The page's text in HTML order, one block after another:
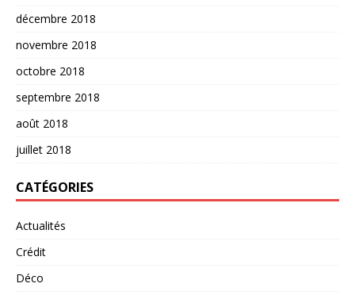
décembre 2018
novembre 2018
octobre 2018
septembre 2018
août 2018
juillet 2018
CATÉGORIES
Actualités
Crédit
Déco